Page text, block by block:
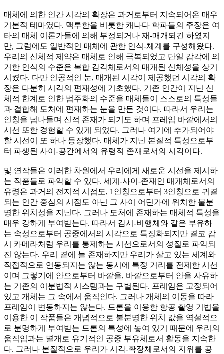
매체에 의한 인간 시각의 확장은 과거로부터 지속되어온 매우
기본적 테마였다. 맥루한을 비롯한 캐나다 학파들의 주장은 여
타의 매체 이론가들에 의해 부정되거나 재-매개되긴 하였지
만, 그럼에도 일반적인 매체에 관한 인식-체계를 구성해왔다.
우리의 신체적 제약은 매체로 인해 극복되었고 단일 감각에 의
거한 인식의 수준은 복합 감각체로서의 매개된 신체성을 상기
시켰다. 다만 인공적인 눈, 매개된 시각이 제공했던 시각의 확
장은 다분히 시각의 편재성에 기초했다. 기존 인간이 지닌 신
체적 한계로 인한 범주화의 수준을 매체들이 스스로의 특성들
과 결합해 도처에 편재하는 눈을 만든 것이다. 따라서 우리는
인칭을 넘나들며 신적 존재가 되기도 하며 프레임 바깥에서의
시선 또한 경험할 수 있게 되었다. 그러나 여기에 추가되어야
할 시선이 또 하나 등장했다. 매체가 지닌 본질적 특성으로부
터 파생된 사이-공간에서의 유령적 존재로서의 시각이다.
및 연작들은 이러한 차원에서 우리에게 새로운 시선을 제시하
는 작품들로 파악할 수 있다. 세계-사이-존재인 매개체로서의
유령은 과거의 전지적 시점도, 1인칭으로부터 3인칭으로 귀결
되는 인간 중심의 시점도 아닌 그 사이 어딘가에 위치한 불분
명한 위치성을 지닌다. 그러나 도처에 존재하는 매체적 특성을
매우 강하게 부여받는다. 따라서 감시-비행체와 같은 부유하
는 속성으로부터 공중에서의 시각으로 특징화되지만 결코 감
시 카메라처럼 우리를 통제하는 시선으로서의 성질로 파악되
진 않는다. 우리 곁에 늘 존재하지만 우리가 살고 있는 세계와
직접적으로 연동되지는 않는 동시에 특정 거리를 전제한 시선
이며 그렇기에 안으로부터 바깥을, 바깥으로부터 안을 사유하
는 기존의 이분법적 시스템과는 구별된다. 프레임은 고정되어
있고 개체는 그 속에서 움직인다. 그러나 개체의 이동을 따라
프레임이 변동하지는 않는다. 드론을 이용한 항공 촬영 기법을
이용한 이 작품들은 개념적으로 불분명한 위치 값을 역설적으
로 분명하게 부여받는 드론의 특성에 놓여 있기 때문에 우리의
움직임과는 별개로 유기적인 공중 부유체로서 활동을 지속한
다. 그러나 본질적으로 우리가 시각-확장체로서의 지위를 공